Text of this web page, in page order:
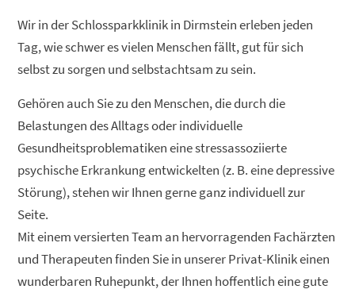
Wir in der Schlossparkklinik in Dirmstein erleben jeden
Tag, wie schwer es vielen Menschen fällt, gut für sich
selbst zu sorgen und selbstachtsam zu sein.
Gehören auch Sie zu den Menschen, die durch die
Belastungen des Alltags oder individuelle
Gesundheitsproblematiken eine stressassoziierte
psychische Erkrankung entwickelten (z. B. eine depressive
Störung), stehen wir Ihnen gerne ganz individuell zur
Seite.
Mit einem versierten Team an hervorragenden Fachärzten
und Therapeuten finden Sie in unserer Privat-Klinik einen
wunderbaren Ruhepunkt, der Ihnen hoffentlich eine gute